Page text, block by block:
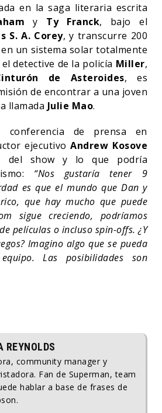
en la saga literaria escrita
y Ty Franck, bajo el
S. A. Corey, y transcurre 200
un sistema solar totalmente
detective de la policía Miller,
de Asteroides, es
de encontrar a una joven
llamada Julie Mao.
conferencia de prensa en
ejecutivo Andrew Kosove
del show y lo que podría
“Nos gustaría tener 9
es que el mundo que Dan y
que hay mucho que puede
sigue creciendo, podríamos
películas o incluso spin-offs. ¿Y
Imagino algo que se pueda
Las posibilidades son
REYNOLDS
community manager y
Fan de Superman, team
hablar a base de frases de